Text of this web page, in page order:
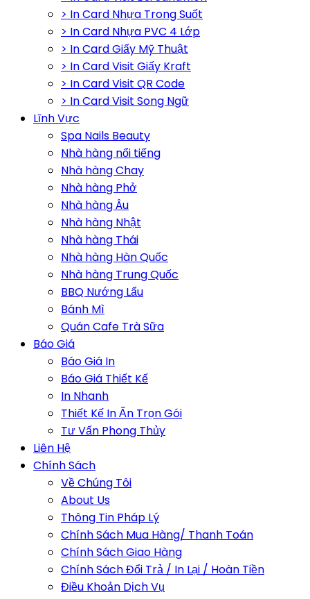
> In Card Nhựa Trong Suốt
> In Card Nhựa PVC 4 Lớp
> In Card Giấy Mỹ Thuật
> In Card Visit Giấy Kraft
> In Card Visit QR Code
> In Card Visit Song Ngữ
Lĩnh Vực
Spa Nails Beauty
Nhà hàng nổi tiếng
Nhà hàng Chay
Nhà hàng Phở
Nhà hàng Âu
Nhà hàng Nhật
Nhà hàng Thái
Nhà hàng Hàn Quốc
Nhà hàng Trung Quốc
BBQ Nướng Lẩu
Bánh Mì
Quán Cafe Trà Sữa
Báo Giá
Báo Giá In
Báo Giá Thiết Kế
In Nhanh
Thiết Kế In Ấn Trọn Gói
Tư Vấn Phong Thủy
Liên Hệ
Chính Sách
Về Chúng Tôi
About Us
Thông Tin Pháp Lý
Chính Sách Mua Hàng/ Thanh Toán
Chính Sách Giao Hàng
Chính Sách Đổi Trả / In Lại / Hoàn Tiền
Điều Khoản Dịch Vụ